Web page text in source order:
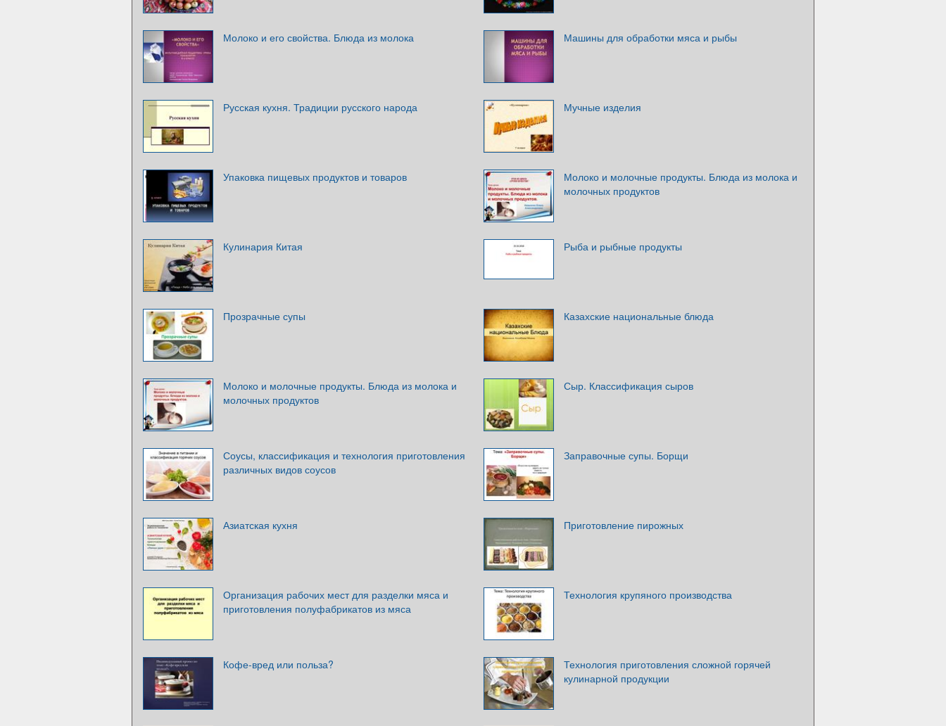
Молоко и его свойства. Блюда из молока Машины для обработки мяса и рыбы
Русская кухня. Традиции русского народа Мучные изделия
Упаковка пищевых продуктов и товаров
Молоко и молочные продукты. Блюда из молока и
молочных продуктов
Кулинария Китая Рыба и рыбные продукты
Прозрачные супы Казахские национальные блюда
Молоко и молочные продукты. Блюда из молока и
молочных продуктов
Сыр. Классификация сыров
Соусы, классификация и технология приготовления
различных видов соусов
Заправочные супы. Борщи
Азиатская кухня Приготовление пирожных
Организация рабочих мест для разделки мяса и
приготовления полуфабрикатов из мяса
Технология крупяного производства
Кофе-вред или польза?
Технология приготовления сложной горячей
кулинарной продукции